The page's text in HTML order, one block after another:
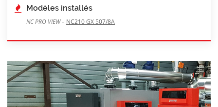
Modèles installés
NC PRO VIEW- NC210 GX 507/8A